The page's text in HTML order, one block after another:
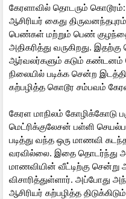
கேரளாவில் தொடரும்
ஆசிரியர் கைது
பெண்கள் மற்றும் பெண்
அதிகரித்து வருகிறது.
ஆர்வலர்களும் கடும் கண்டனம்
நிலையில் படிக்க சென்ற
கற்பழித்த கொடூர சம்பவம்
கேரள மாநிலம் கோழிக்கோடு
மெட்ரிக்குலேசன் பள்ளி
படித்து வந்த ஒரு மாணவி
வரவில்லை. இதை தொடர்ந்து
மாணவியின் வீட்டிற்கு
விசாரித்துள்ளார். அப்போது
ஆசிரியர் கற்பழித்த